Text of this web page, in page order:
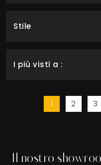
Stile
I più visti a :
1 2 3
Il nostro